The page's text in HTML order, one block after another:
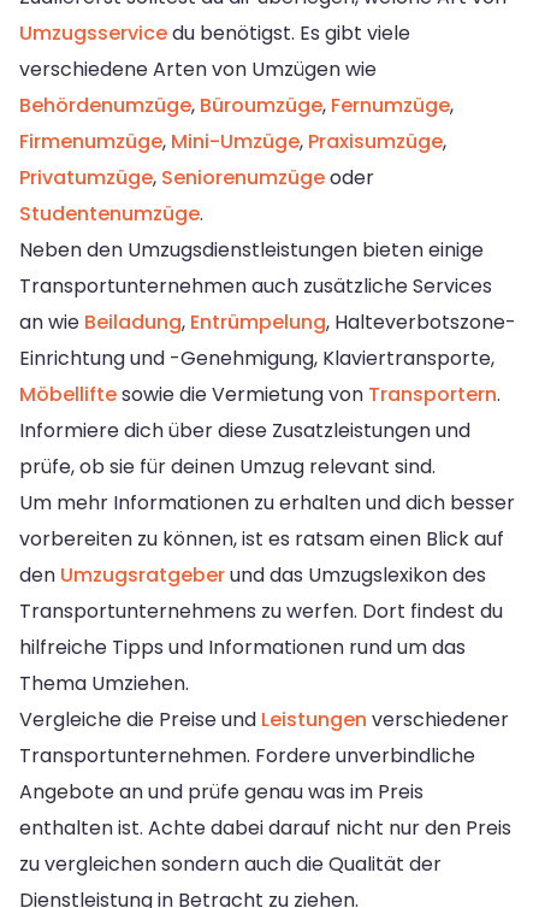
Umzugsservicedu benötigst. Es gibt viele
verschiedene Arten von Umzügen wie
Behördenumzüge, Büroumzüge, Fernumzüge,
Firmenumzüge, Mini-Umzüge, Praxisumzüge,
Privatumzüge, Seniorenumzügeoder
Studentenumzüge.
Neben den Umzugsdienstleistungen bieten einige
Transportunternehmen auch zusätzliche Services
an wie Beiladung, Entrümpelung, Halteverbotszone-
Einrichtung und -Genehmigung, Klaviertransporte,
Möbelliftesowie die Vermietung von Transportern.
Informiere dich über diese Zusatzleistungen und
prüfe, ob sie für deinen Umzug relevant sind.
Um mehr Informationen zu erhalten und dich besser
vorbereiten zu können, ist es ratsam einen Blick auf
den Umzugsratgeberund das Umzugslexikon des
Transportunternehmens zu werfen. Dort findest du
hilfreiche Tipps und Informationen rund um das
Thema Umziehen.
Vergleiche die Preise und Leistungen verschiedener
Transportunternehmen. Fordere unverbindliche
Angebote an und prüfe genau was im Preis
enthalten ist. Achte dabei darauf nicht nur den Preis
zu vergleichen sondern auch die Qualität der
Dienstleistung in Betracht zu ziehen.